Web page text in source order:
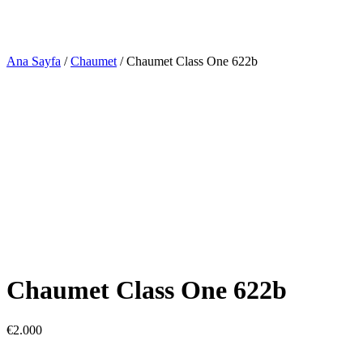
Ana Sayfa /Chaumet / Chaumet Class One 622b
Chaumet Class One 622b
€2.000